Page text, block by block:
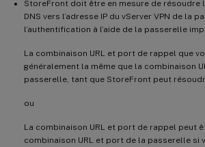
StoreFront doit être en mesure de résoudre
DNS vers l’adresse IP du vServer VPN de la
l’authentification à l’aide de la passerelle
La combinaison URL et port de rappel que
généralement la même que la combinaison
passerelle, tant que StoreFront peut
ou
La combinaison URL et port de rappel peut
combinaison URL et port de la passerelle si